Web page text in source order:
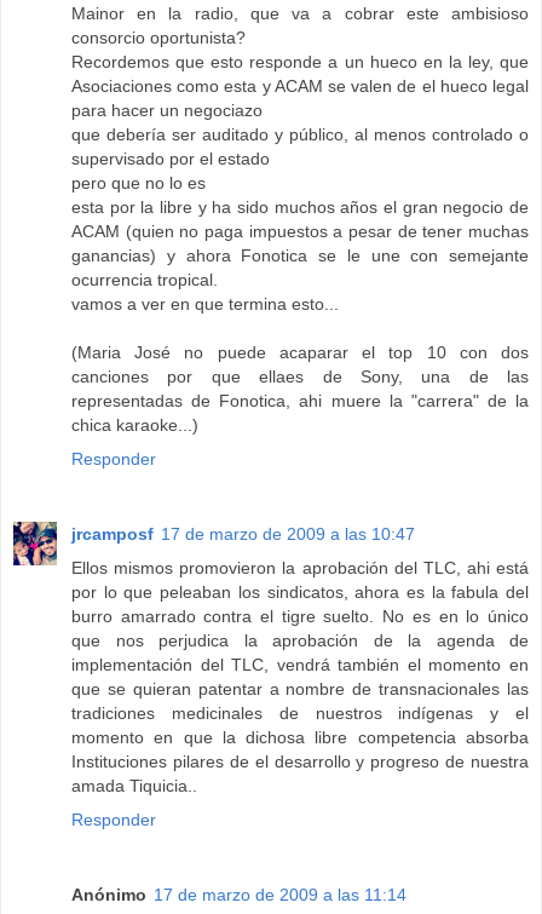
Mainor en la radio, que va a cobrar este ambisioso
consorcio oportunista?
Recordemos que esto responde a un hueco en la ley, que
Asociaciones como esta y ACAM se valen de el hueco legal
para hacer un negociazo
que debería ser auditado y público, al menos controlado o
supervisado por el estado
pero que no lo es
esta por la libre y ha sido muchos años el gran negocio de
ACAM (quien no paga impuestos a pesar de tener muchas
ganancias) y ahora Fonotica se le une con semejante
ocurrencia tropical.
vamos a ver en que termina esto...
(Maria José no puede acaparar el top 10 con dos
canciones por que ellaes de Sony, una de las
representadas de Fonotica, ahi muere la "carrera" de la
chica karaoke...)
Responder
jrcamposf 17 de marzo de 2009 a las 10:47
Ellos mismos promovieron la aprobación del TLC, ahi está
por lo que peleaban los sindicatos, ahora es la fabula del
burro amarrado contra el tigre suelto. No es en lo único
que nos perjudica la aprobación de la agenda de
implementación del TLC, vendrá también el momento en
que se quieran patentar a nombre de transnacionales las
tradiciones medicinales de nuestros indígenas y el
momento en que la dichosa libre competencia absorba
Instituciones pilares de el desarrollo y progreso de nuestra
amada Tiquicia..
Responder
Anónimo 17 de marzo de 2009 a las 11:14